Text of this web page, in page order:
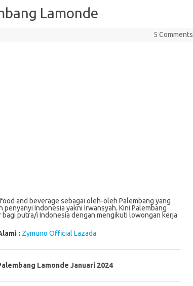
Lamonde
5 Comments
and beverage sebagai oleh-oleh Palembang yang
Indonesia yakni Irwansyah. Kini Palembang
putra/i Indonesia dengan mengikuti lowongan kerja
: Zymuno Official Lazada
Lamonde Januari 2024